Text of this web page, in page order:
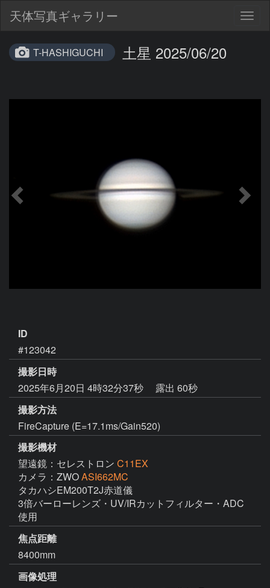
天体写真ギャラリー
T-HASHIGUCHI 土星 2025/06/20
ID
#123042
撮影日時
2025年6月20日 4時32分37秒
露出 60秒
撮影方法
FireCapture (E=17.1ms/Gain520)
撮影機材
望遠鏡：セレストロン C11EX
カメラ：ZWOASI662MC
タカハシEM200T2J赤道儀
3倍バーローレンズ・UV/IRカットフィルター・ADC
使用
焦点距離
8400mm
画像処理